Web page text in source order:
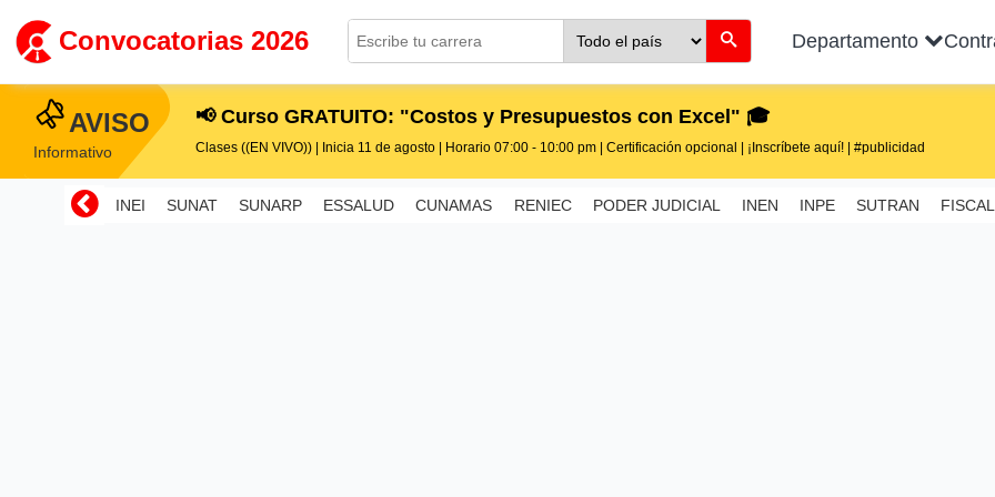
Convocatorias 2026 Departamento
AVISO
Informativo
📢 Curso GRATUITO: "Costos y Presupuestos con Excel" 🎓
Clases ((EN VIVO)) | Inicia 11 de agosto | Horario 07:00 - 10:00 pm | Certificación opcional | ¡Inscríbete aquí! | #publicidad
INEI SUNAT SUNARP ESSALUD CUNAMAS RENIEC PODER JUDICIAL INEN INPE SUTRAN